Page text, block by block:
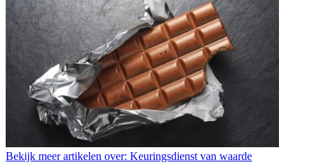
Bekijk meer artikelen over: Keuringsdienst van waarde